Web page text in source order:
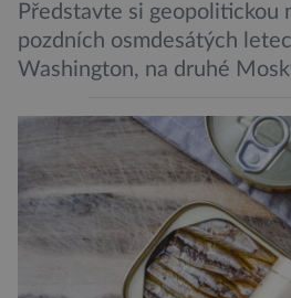
Představte si geopolitickou
pozdních osmdesátých
Washington, na druhé
padesátkrát dokola,
vojáků v permanentní
Donald Kendall, generální
PepsiCo, který se v květnu
admirálem flotily, jež čítá